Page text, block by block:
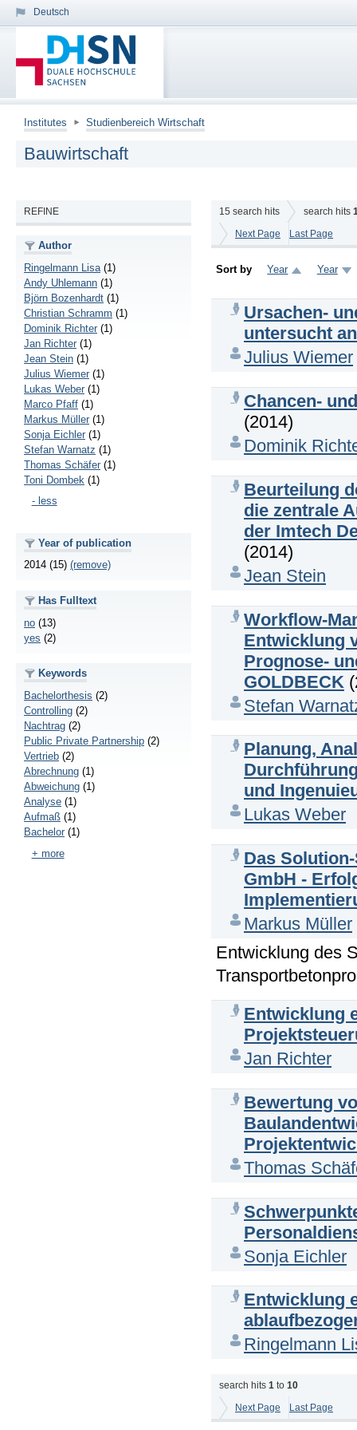
Deutsch
Institutes Studienbereich Wirtschaft
Bauwirtschaft
REFINE
Author
Ringelmann Lisa (1)
Andy Uhlemann (1)
Björn Bozenhardt (1)
Christian Schramm (1)
Dominik Richter (1)
Jan Richter (1)
Jean Stein (1)
Julius Wiemer (1)
Lukas Weber (1)
Marco Pfaff (1)
Markus Müller (1)
Sonja Eichler (1)
Stefan Warnatz (1)
Thomas Schäfer (1)
Toni Dombek (1)
- less
Year of publication
2014 (15) (remove)
Has Fulltext
no (13)
yes (2)
Keywords
Bachelorthesis (2)
Controlling (2)
Nachtrag (2)
Public Private Partnership (2)
Vertrieb (2)
Abrechnung (1)
Abweichung (1)
Analyse (1)
Aufmaß (1)
Bachelor (1)
+ more
15 search hits search hits
Next Page
Last Page
Sort by Year Year
Ursachen-
untersucht
Julius Wiemer
Chancen-
(2014)
Dominik
Beurteilung
die zentrale
der Imtech
(2014)
Jean Stein
Workflow-
Entwicklung
Prognose-
GOLDBECK
Stefan
Planung,
und
Lukas Weber
Das
GmbH -
Markus Müller
Entwicklung des
Entwicklung
Jan Richter
Bewertung
Thomas
Sonja Eichler
Entwicklung
Ringelmann
search hits 1 to 10
Next Page
Last Page